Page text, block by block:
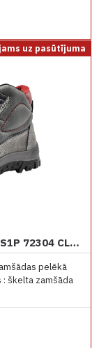
uz pasūtījuma
DARBA DROŠĪBAS ZĀBAKI BELLOTA S1P 72304 CLASSIC ZAMŠĀDAS
pelēkā
škelta zamšāda